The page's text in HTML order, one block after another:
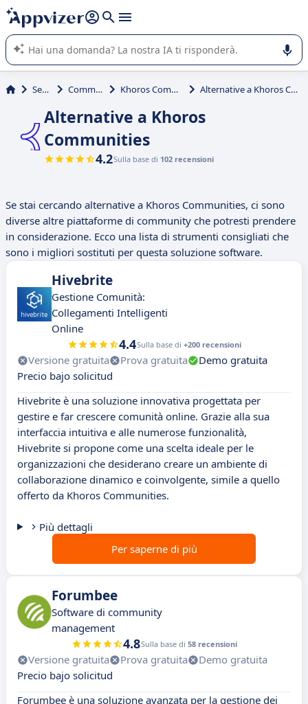
righe con
shift + enter
L'IA di Appvizer vi guida nell'utilizzo o nella scelta di un
software SaaS per la vostra azienda.
Servizi Community Khoros Communities Alternative a Khoros Communities
Alternative a Khoros
Communities
4.2Sulla base di 102 recensioni
Se stai cercando alternative a Khoros Communities, ci sono
diverse altre piattaforme di community che potresti prendere
in considerazione. Ecco una lista di strumenti consigliati che
sono i migliori sostituti per questa soluzione software.
Hivebrite
Gestione Comunità:
Collegamenti Intelligenti
Online
4.4Sulla base di +200 recensioni
Versione gratuita Prova gratuita
Demo gratuita
Precio bajo solicitud
Hivebrite è una soluzione innovativa progettata per
gestire e far crescere comunità online. Grazie alla sua
interfaccia intuitiva e alle numerose funzionalità,
Hivebrite si propone come una scelta ideale per le
organizzazioni che desiderano creare un ambiente di
collaborazione dinamico e coinvolgente, simile a quello
offerto da Khoros Communities.
Più dettagli
Per saperne di più
Forumbee
Software di community
management
4.8Sulla base di 58 recensioni
Versione gratuita Prova gratuita
Demo gratuita
Precio bajo solicitud
Forumbee è una soluzione avanzata per la gestione dei